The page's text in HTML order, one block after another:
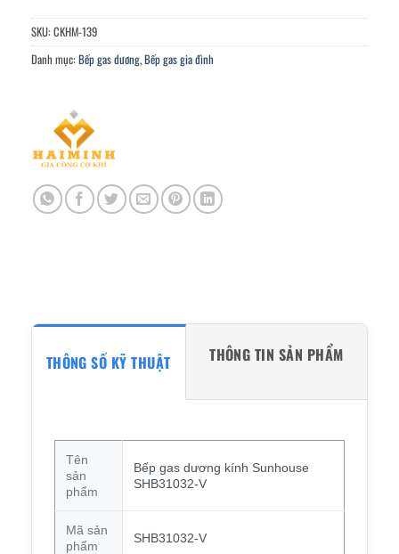
SKU: CKHM-139
Danh mục: Bếp gas dương,Bếp gas gia đình
THÔNG SỐ KỸ THUẬT THÔNG TIN SẢN PHẨM
Tên
sản
phẩm
Bếp gas dương kính Sunhouse
SHB31032-V
Mã sản
phẩm
SHB31032-V